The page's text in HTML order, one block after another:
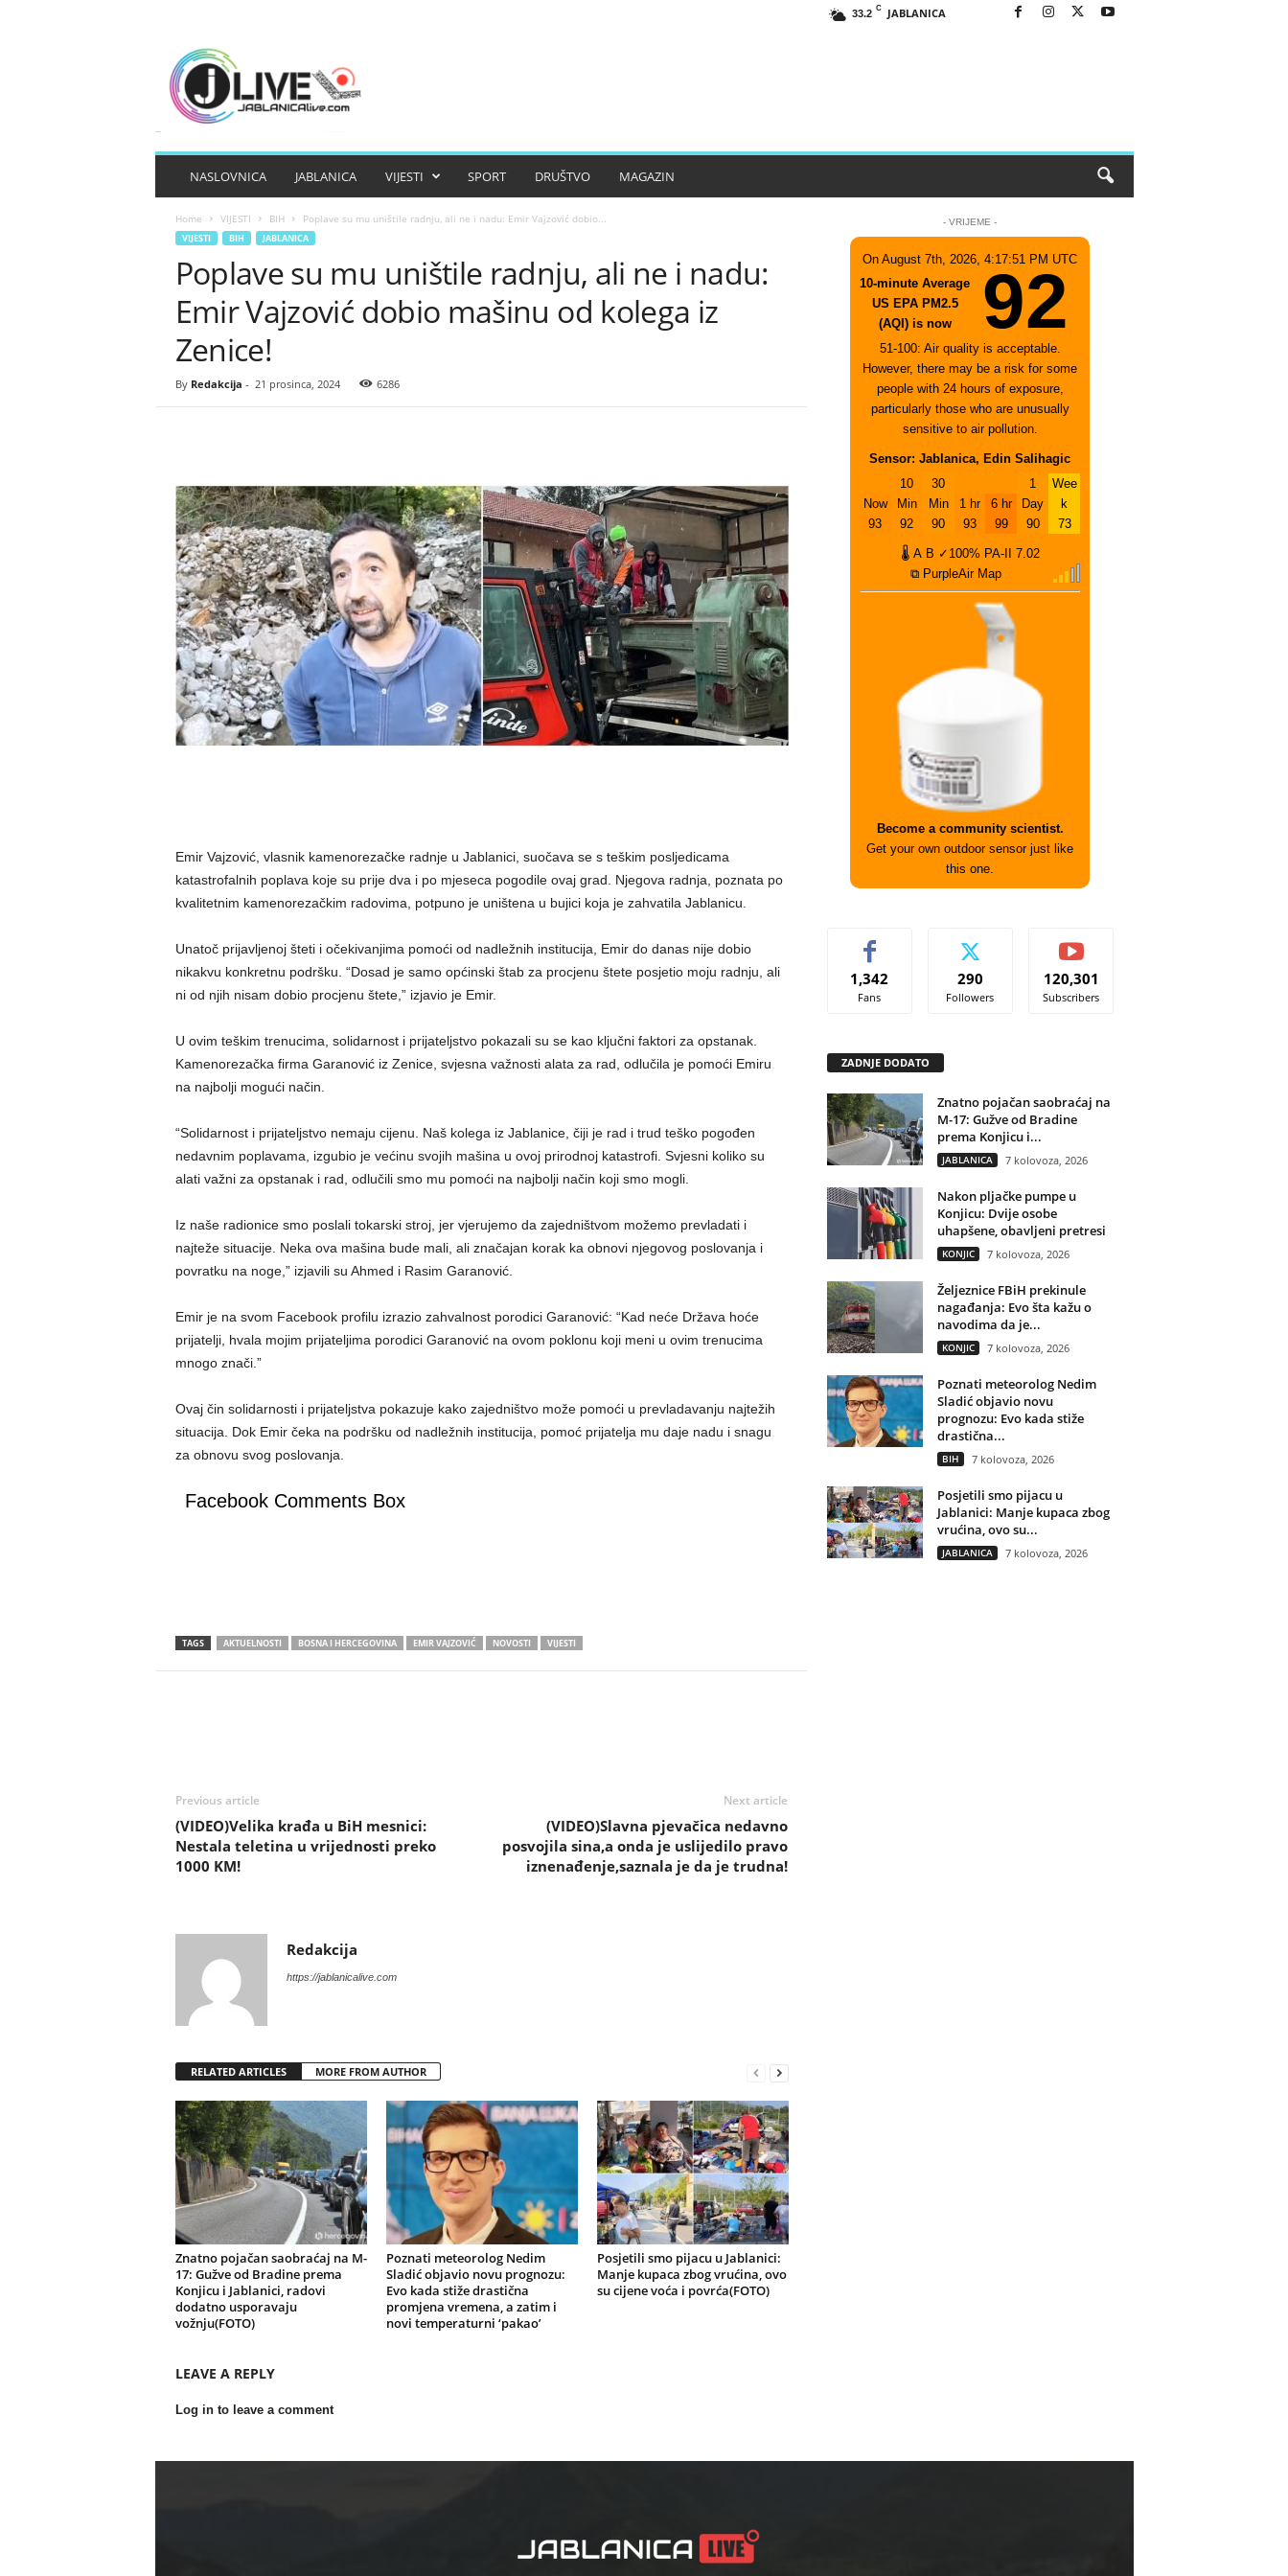
33.2 C JABLANICA
NASLOVNICA JABLANICA VIJESTI SPORT DRUŠTVO MAGAZIN
Home VIJESTI BIH Poplave su mu uništile radnju, ali ne i nadu: Emir Vajzović dobio...
VIJESTI BIH JABLANICA
Poplave su mu uništile radnju, ali ne i nadu:
Emir Vajzović dobio mašinu od kolega iz
Zenice!
By Redakcija - 21 prosinca, 2024 6286
Emir Vajzović, vlasnik kamenorezačke radnje u Jablanici, suočava se s teškim posljedicama
katastrofalnih poplava koje su prije dva i po mjeseca pogodile ovaj grad. Njegova radnja, poznata po
kvalitetnim kamenorezačkim radovima, potpuno je uništena u bujici koja je zahvatila Jablanicu.
Unatoč prijavljenoj šteti i očekivanjima pomoći od nadležnih institucija, Emir do danas nije dobio
nikakvu konkretnu podršku. “Dosad je samo općinski štab za procjenu štete posjetio moju radnju, ali
ni od njih nisam dobio procjenu štete,” izjavio je Emir.
U ovim teškim trenucima, solidarnost i prijateljstvo pokazali su se kao ključni faktori za opstanak.
Kamenorezačka firma Garanović iz Zenice, svjesna važnosti alata za rad, odlučila je pomoći Emiru
na najbolji mogući način.
“Solidarnost i prijateljstvo nemaju cijenu. Naš kolega iz Jablanice, čiji je rad i trud teško pogođen
nedavnim poplavama, izgubio je većinu svojih mašina u ovoj prirodnoj katastrofi. Svjesni koliko su
alati važni za opstanak i rad, odlučili smo mu pomoći na najbolji način koji smo mogli.
Iz naše radionice smo poslali tokarski stroj, jer vjerujemo da zajedništvom možemo prevladati i
najteže situacije. Neka ova mašina bude mali, ali značajan korak ka obnovi njegovog poslovanja i
povratku na noge,” izjavili su Ahmed i Rasim Garanović.
Emir je na svom Facebook profilu izrazio zahvalnost porodici Garanović: “Kad neće Država hoće
prijatelji, hvala mojim prijateljima porodici Garanović na ovom poklonu koji meni u ovim trenucima
mnogo znači.”
Ovaj čin solidarnosti i prijateljstva pokazuje kako zajedništvo može pomoći u prevladavanju najtežih
situacija. Dok Emir čeka na podršku od nadležnih institucija, pomoć prijatelja mu daje nadu i snagu
za obnovu svog poslovanja.
Facebook Comments Box
TAGS AKTUELNOSTI BOSNA I HERCEGOVINA EMIR VAJZOVIĆ NOVOSTI VIJESTI
Previous article
(VIDEO)Velika krađa u BiH mesnici:
Nestala teletina u vrijednosti preko
1000 KM!
Next article
(VIDEO)Slavna pjevačica nedavno
posvojila sina,a onda je uslijedilo pravo
iznenađenje,saznala je da je trudna!
Redakcija
https://jablanicalive.com
RELATED ARTICLES MORE FROM AUTHOR
Znatno pojačan saobraćaj na M-
17: Gužve od Bradine prema
Konjicu i Jablanici, radovi
dodatno usporavaju
vožnju(FOTO)
Poznati meteorolog Nedim
Sladić objavio novu prognozu:
Evo kada stiže drastična
promjena vremena, a zatim i
novi temperaturni ‘pakao’
Posjetili smo pijacu u Jablanici:
Manje kupaca zbog vrućina, ovo
su cijene voća i povrća(FOTO)
LEAVE A REPLY
Log in to leave a comment
- VRIJEME -
On August 7th, 2026, 4:17:51 PM UTC
10-minute Average
US EPA PM2.5
(AQI) is now
92
51-100: Air quality is acceptable.
However, there may be a risk for some
people with 24 hours of exposure,
particularly those who are unusually
sensitive to air pollution.
Sensor: Jablanica, Edin Salihagic
Now
93
10
Min
92
30
Min
90
1 hr
93
6 hr
99
1
Day
90
Wee
k
73
🌡 A B ✓100% PA-II
7.02
⧉ PurpleAir Map
Become a community scientist.
Get your own outdoor sensor just like
this one.
1,342
Fans
290
Followers
120,301
Subscribers
ZADNJE DODATO
Znatno pojačan saobraćaj na
M-17: Gužve od Bradine
prema Konjicu i...
JABLANICA 7 kolovoza, 2026
Nakon pljačke pumpe u
Konjicu: Dvije osobe
uhapšene, obavljeni pretresi
KONJIC 7 kolovoza, 2026
Željeznice FBiH prekinule
nagađanja: Evo šta kažu o
navodima da je...
KONJIC 7 kolovoza, 2026
Poznati meteorolog Nedim
Sladić objavio novu
prognozu: Evo kada stiže
drastična...
BIH 7 kolovoza, 2026
Posjetili smo pijacu u
Jablanici: Manje kupaca zbog
vrućina, ovo su...
JABLANICA 7 kolovoza, 2026